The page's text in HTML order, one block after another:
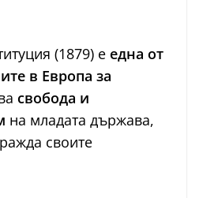
(1879) е една от
в Европа за
свобода и
на младата държава,
своите